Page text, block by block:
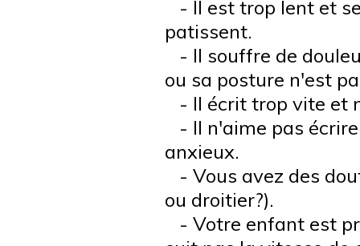
- Il est trop lent et
patissent.
- Il souffre de
ou sa posture n'est
- Il écrit trop vite et
- Il n'aime pas
anxieux.
- Vous avez des
ou droitier?).
- Votre enfant est